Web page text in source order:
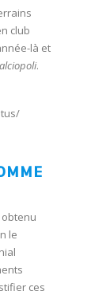
club
là et
.
obtenu
le
ces